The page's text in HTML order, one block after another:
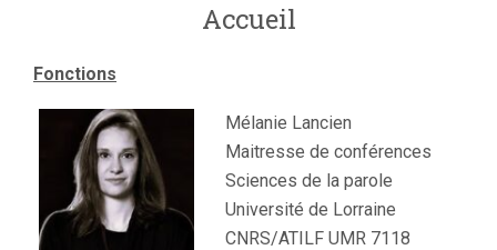
Accueil
Fonctions
Mélanie Lancien
Maitresse de conférences
Sciences de la parole
Université de Lorraine
CNRS/ATILF UMR 7118